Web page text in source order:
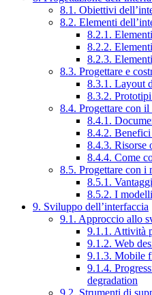
8.1. Obiettivi
8.2. Elementi
8.2.1.
8.2.2.
8.2.3.
8.3. Progettare e
8.3.1. Layout
8.3.2.
8.4. Progettare con
8.4.1.
8.4.2. Benefici
8.4.3. Risorse
8.4.4. Come
8.5. Progettare con i
8.5.1.
8.5.2. I
9. Sviluppo dell’interfaccia
9.1. Approccio allo
9.1.1. Attività
9.1.2. Web
9.1.3. Mobile
9.1.4.
degradation
9.2. Strumenti di